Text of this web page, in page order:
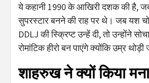
ये कहानी 1990 के आखिरी दशक की है,
सुपरस्टार बनने की राह पर थे। जब यश
DDLJ की स्क्रिप्ट उन्हें दी, तो उन्होंने
रोमांटिक हीरो बन पाएंगे क्योंकि उम्र थोड़ी
शाहरुख ने क्यों किया